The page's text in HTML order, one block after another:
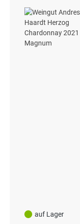
auf Lager